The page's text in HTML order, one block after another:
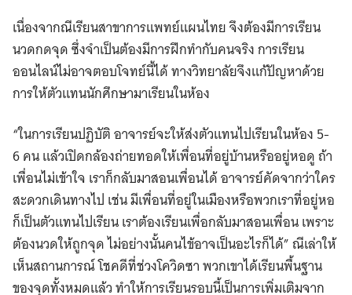
เนื่องจากณีเรียนสาขาการแพทย์แผนไทย จึงต้องมีการเรียน
นวดกดจุด ซึ่งจำเป็นต้องมีการฝึกทำกับคนจริง การเรียน
ออนไลน์ไม่อาจตอบโจทย์นี้ได้ ทางวิทยาลัยจึงแก้ปัญหาด้วย
การให้ตัวแทนนักศึกษามาเรียนในห้อง
“ในการเรียนปฏิบัติ อาจารย์จะให้ส่งตัวแทนไปเรียนในห้อง 5-
6 คน แล้วเปิดกล้องถ่ายทอดให้เพื่อนที่อยู่บ้านหรืออยู่หอดู ถ้า
เพื่อนไม่เข้าใจ เราก็กลับมาสอนเพื่อนได้ อาจารย์คัดจากว่าใคร
สะดวกเดินทางไป เช่น มีเพื่อนที่อยู่ในเมืองหรือพวกเราที่อยู่หอ
ก็เป็นตัวแทนไปเรียน เราต้องเรียนเพื่อกลับมาสอนเพื่อน เพราะ
ต้องนวดให้ถูกจุด ไม่อย่างนั้นคนไข้อาจเป็นอะไรก็ได้” ณีเล่าให้
เห็นสถานการณ์ โชคดีที่ช่วงโควิดซา พวกเขาได้เรียนพื้นฐาน
ของจุดทั้งหมดแล้ว ทำให้การเรียนรอบนี้เป็นการเพิ่มเติมจาก